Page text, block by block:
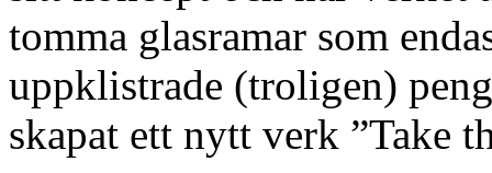
tomma glasramar som
uppklistrade (troligen)
skapat ett nytt verk ”Take